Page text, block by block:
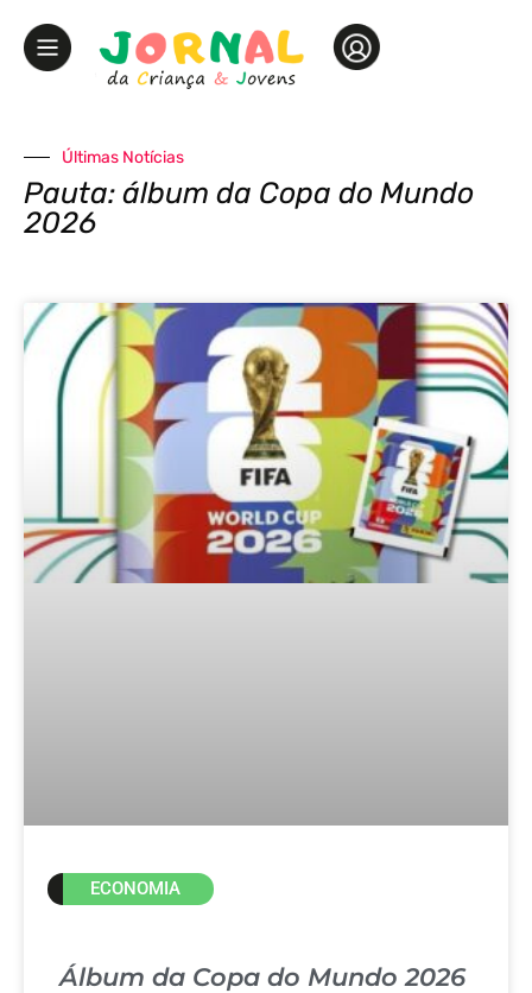
Últimas Notícias
Pauta: álbum da Copa do Mundo
2026
ECONOMIA
Álbum da Copa do Mundo 2026